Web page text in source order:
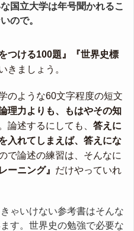
国立大学は年号聞かれるこ
ので。
をつける100題』『世界史標
きましょう。
のような60文字程度の短文
理力よりも、もはやその知
論述するにしても、 答えに
入れてしまえば、答えにな
で論述の練習は、そんなに
ーニング』 だけやっていれ
ゃいけない参考書はそんな
す。世界史の勉強で必要な